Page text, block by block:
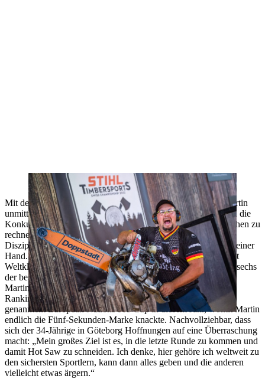
An der Hot Saw ist er eine Wucht: Danny Martin.
Mit dem Sieg beim European Nations Pro Cup hat Danny Martin
unmittelbar vor der Weltmeisterschaft nochmal eine Ansage an die
Konkurrenz gemacht: In dieser Verfassung ist mit dem Deutschen zu
rechnen. Martin zeichnet eine unheimliche Stabilität in allen
Disziplinen aus und er hält mit der Hot Saw einen Trumpf in seiner
Hand. Kaum ein Athlet markiert in dieser Disziplin so konstant
Weltklasse-Zeiten wie der dreifache Deutsche Meister. Gleich sechs
der besten 25 Hot Saw-Schnitte weltweit kommen von Danny
Martin – kein anderer Athlet platzierte sich so oft in diesem
Ranking. Darunter auch die Fabelzeit von 4,84 Sekunden bei
genanntem European Nations Pro Cup in diesem Jahr, womit Martin
endlich die Fünf-Sekunden-Marke knackte. Nachvollziehbar, dass
sich der 34-Jährige in Göteborg Hoffnungen auf eine Überraschung
macht: „Mein großes Ziel ist es, in die letzte Runde zu kommen und
damit Hot Saw zu schneiden. Ich denke, hier gehöre ich weltweit zu
den sichersten Sportlern, kann dann alles geben und die anderen
vielleicht etwas ärgern.“